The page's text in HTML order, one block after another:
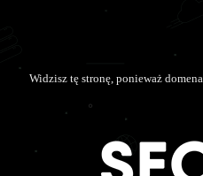
Widzisz tę stronę, ponieważ